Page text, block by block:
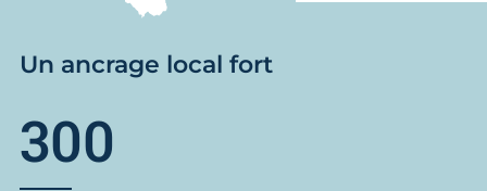
Un ancrage local fort
300